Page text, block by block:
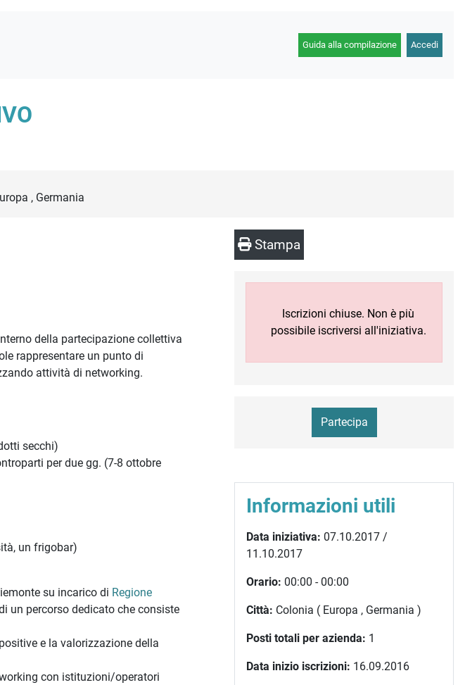
Guida alla compilazione Accedi
, Germania
della partecipazione collettiva
rappresentare un punto di
attività di networking.
secchi)
per due gg. (7-8 ottobre
un frigobar)
su incarico di Regione
un percorso dedicato che consiste
e la valorizzazione della
con istituzioni/operatori
Stampa
Iscrizioni chiuse. Non è più
possibile iscriversi all'iniziativa.
Partecipa
Informazioni utili
Data iniziativa: 07.10.2017 /
11.10.2017
Orario: 00:00 - 00:00
Città: Colonia ( Europa , Germania )
Posti totali per azienda: 1
Data inizio iscrizioni: 16.09.2016